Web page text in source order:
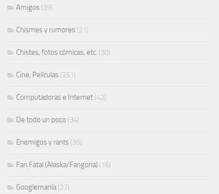
Amigos (39)
Chismes y rumores (21)
Chistes, fotos cómicas, etc. (30)
Cine, Películas (251)
Computadoras e Internet (42)
De todo un poco (34)
Enemigos y rants (35)
Fan Fatal (Alaska/Fangoria) (16)
Googlemanía(27)